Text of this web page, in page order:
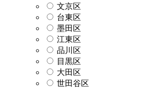
文京区
台東区
墨田区
江東区
品川区
目黒区
大田区
世田谷区